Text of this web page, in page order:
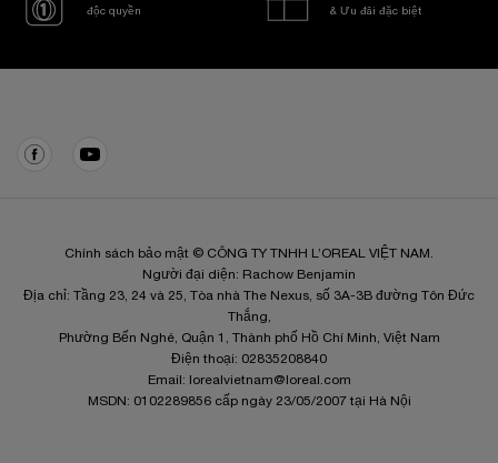
độc quyền
& Ưu đãi đặc biệt
Chính sách bảo mật © CÔNG TY TNHH L’OREAL VIỆT NAM.
Người đại diện: Rachow Benjamin
Địa chỉ: Tầng 23, 24 và 25, Tòa nhà The Nexus, số 3A-3B đường Tôn Đức
Thắng,
Phường Bến Nghé, Quận 1, Thành phố Hồ Chí Minh, Việt Nam
Điện thoại: 02835208840
Email:
lorealvietnam@loreal.com
MSDN: 0102289856 cấp ngày 23/05/2007 tại Hà Nội